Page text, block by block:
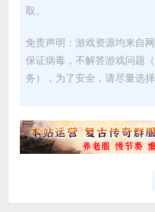
取。
免责声明：游戏资源均来自
保证病毒，不解答游戏问题
务），为了安全，请尽量选